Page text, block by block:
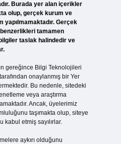
Burada yer alan içerikler
olup, gerçek kurum ve
yapılmamaktadır. Gerçek
tamamen
taslak halindedir ve
gereğince Bilgi Teknolojileri
onaylanmış bir Yer
Bu nedenle, sitedeki
veya araştırma
Ancak, üyelerimiz
taşımakta olup, siteye
etmiş sayılırlar.
aykırı olduğunu